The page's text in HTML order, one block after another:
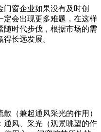
窗企业如果没有及时创
定会出现更多难题，在这样
随时代步伐，根据市场的需
长远发展。
（兼起通风采光的作用）
风、采光（观景眺望的作